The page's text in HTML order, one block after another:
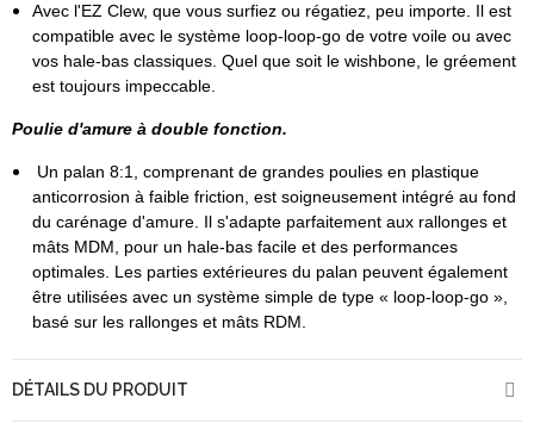
Avec l'EZ Clew, que vous surfiez ou régatiez, peu importe. Il est
compatible avec le système loop-loop-go de votre voile ou avec
vos hale-bas classiques. Quel que soit le wishbone, le gréement
est toujours impeccable.
Poulie d'amure à double fonction.
Un palan 8:1, comprenant de grandes poulies en plastique
anticorrosion à faible friction, est soigneusement intégré au fond
du carénage d'amure. Il s'adapte parfaitement aux rallonges et
mâts MDM, pour un hale-bas facile et des performances
optimales. Les parties extérieures du palan peuvent également
être utilisées avec un système simple de type « loop-loop-go »,
basé sur les rallonges et mâts RDM.
DÉTAILS DU PRODUIT